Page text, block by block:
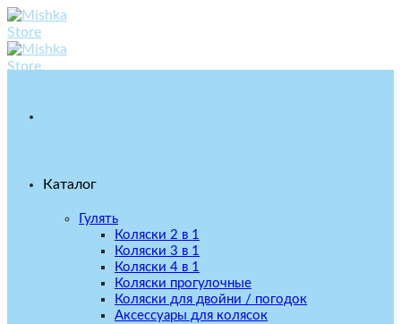
Skip
to
content
Каталог
Гулять
Коляски 2 в 1
Коляски 3 в 1
Коляски 4 в 1
Коляски прогулочные
Коляски для двойни / погодок
Аксессуары для колясок